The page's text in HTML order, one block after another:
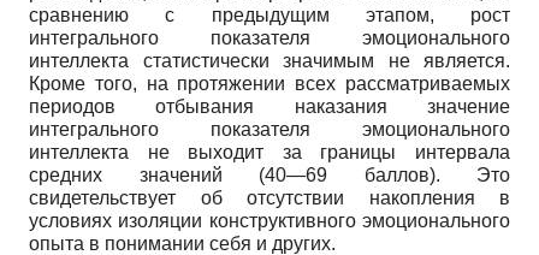
сравнению с предыдущим этапом, рост
интегрального показателя эмоционального
интеллекта статистически значимым не является.
Кроме того, на протяжении всех рассматриваемых
периодов отбывания наказания значение
интегрального показателя эмоционального
интеллекта не выходит за границы интервала
средних значений (40—69 баллов). Это
свидетельствует об отсутствии накопления в
условиях изоляции конструктивного эмоционального
опыта в понимании себя и других.